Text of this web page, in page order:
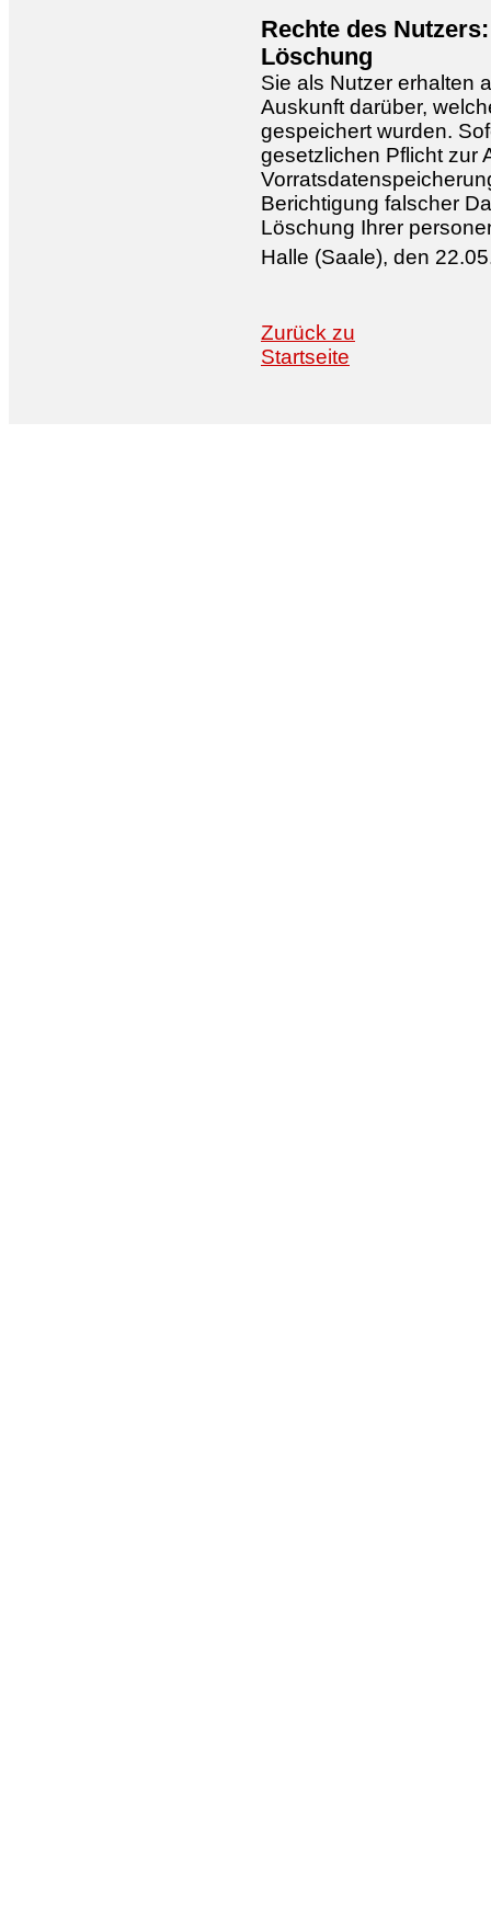
Rechte des
Löschung
Sie als Nutzer erhalten
Auskunft darüber,
gespeichert wurden.
gesetzlichen Pflicht zur
Berichtigung falscher
Löschung Ihrer
Halle (Saale), den
Zurück zu
Startseite